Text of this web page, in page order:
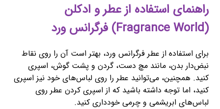
راهنمای استفاده از عطر و ادکلن
(Fragrance World) فرگرانس ورد
برای استفاده از عطر فرگرانس ورد، بهتر است آن را روی نقاط
نبض‌دار بدن، مانند مچ دست، گردن و پشت گوش، اسپری
کنید. همچنین، می‌توانید عطر را روی لباس‌های خود نیز اسپری
کنید، اما توجه داشته باشید که از اسپری کردن عطر روی
لباس‌های ابریشمی و چرمی خودداری کنید.